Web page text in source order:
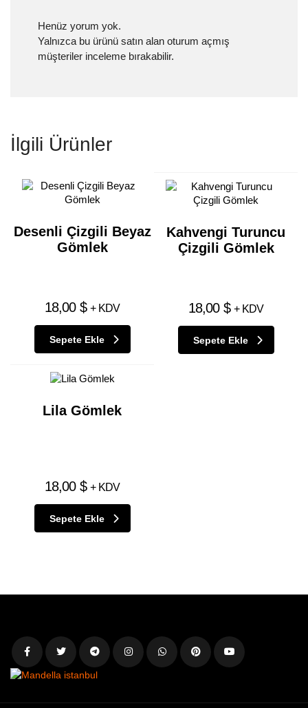
Henüz yorum yok.
Yalnızca bu ürünü satın alan oturum açmış
müşteriler inceleme bırakabilir.
İlgili Ürünler
Desenli Çizgili Beyaz
Gömlek
18,00 $ + KDV
Sepete Ekle
Kahvengi Turuncu
Çizgili Gömlek
18,00 $ + KDV
Sepete Ekle
Lila Gömlek
18,00 $ + KDV
Sepete Ekle